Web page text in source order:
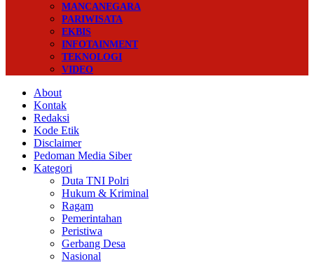
MANCANEGARA
PARIWISATA
EKBIS
INFOTAINMENT
TEKNOLOGI
VIDEO
About
Kontak
Redaksi
Kode Etik
Disclaimer
Pedoman Media Siber
Kategori
Duta TNI Polri
Hukum & Kriminal
Ragam
Pemerintahan
Peristiwa
Gerbang Desa
Nasional